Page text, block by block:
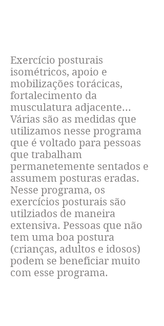
Exercício posturais
isométricos, apoio e
mobilizações torácicas,
fortalecimento da
musculatura adjacente...
Várias são as medidas que
utilizamos nesse programa
que é voltado para pessoas
que trabalham
permanetemente sentados e
assumem posturas eradas.
Nesse programa, os
exercícios posturais são
utilziados de maneira
extensiva. Pessoas que não
tem uma boa postura
(crianças, adultos e idosos)
podem se beneficiar muito
com esse programa.